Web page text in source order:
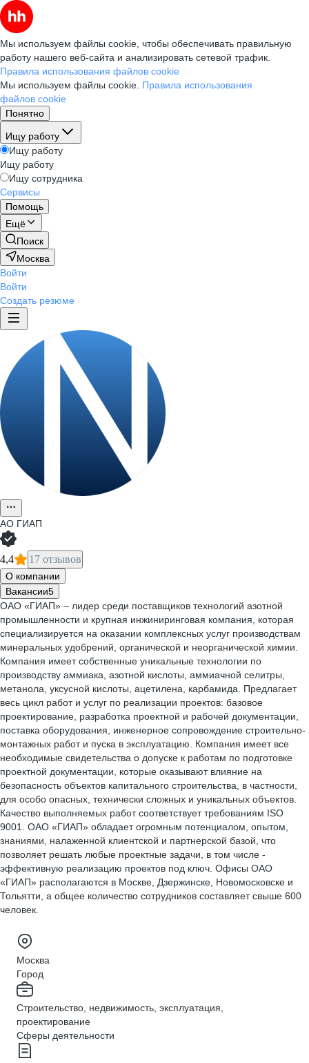
Мы используем файлы cookie, чтобы обеспечивать правильную
работу нашего веб-сайта и анализировать сетевой трафик.
Правила использования файлов cookie
Мы используем файлы cookie. Правила использования
файлов cookie
Понятно
Ищу работу
Ищу работу
Ищу работу
Ищу сотрудника
Сервисы
Помощь
Ещё
Поиск
Москва
Войти
Войти
Создать резюме
АО ГИАП
4,4 17 отзывов
О компании
Вакансии5
ОАО «ГИАП» – лидер среди поставщиков технологий азотной
промышленности и крупная инжиниринговая компания, которая
специализируется на оказании комплексных услуг производствам
минеральных удобрений, органической и неорганической химии.
Компания имеет собственные уникальные технологии по
производству аммиака, азотной кислоты, аммиачной селитры,
метанола, уксусной кислоты, ацетилена, карбамида. Предлагает
весь цикл работ и услуг по реализации проектов: базовое
проектирование, разработка проектной и рабочей документации,
поставка оборудования, инженерное сопровождение строительно-
монтажных работ и пуска в эксплуатацию. Компания имеет все
необходимые свидетельства о допуске к работам по подготовке
проектной документации, которые оказывают влияние на
безопасность объектов капитального строительства, в частности,
для особо опасных, технически сложных и уникальных объектов.
Качество выполняемых работ соответствует требованиям ISO
9001. ОАО «ГИАП» обладает огромным потенциалом, опытом,
знаниями, налаженной клиентской и партнерской базой, что
позволяет решать любые проектные задачи, в том числе -
эффективную реализацию проектов под ключ. Офисы ОАО
«ГИАП» располагаются в Москве, Дзержинске, Новомосковске и
Тольятти, а общее количество сотрудников составляет свыше 600
человек.
Москва
Город
Строительство, недвижимость, эксплуатация,
проектирование
Сферы деятельности